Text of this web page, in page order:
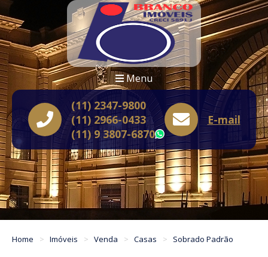
Menu
(11) 2347-9800
(11) 2966-0433
(11) 9 3807-6870
WhatsApp
E-mail
Home Imóveis Venda Casas Sobrado Padrão